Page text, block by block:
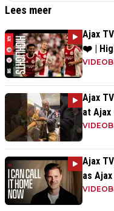
Lees meer
Ajax
❤️ |
Ajax
at Ajax
Ajax
as